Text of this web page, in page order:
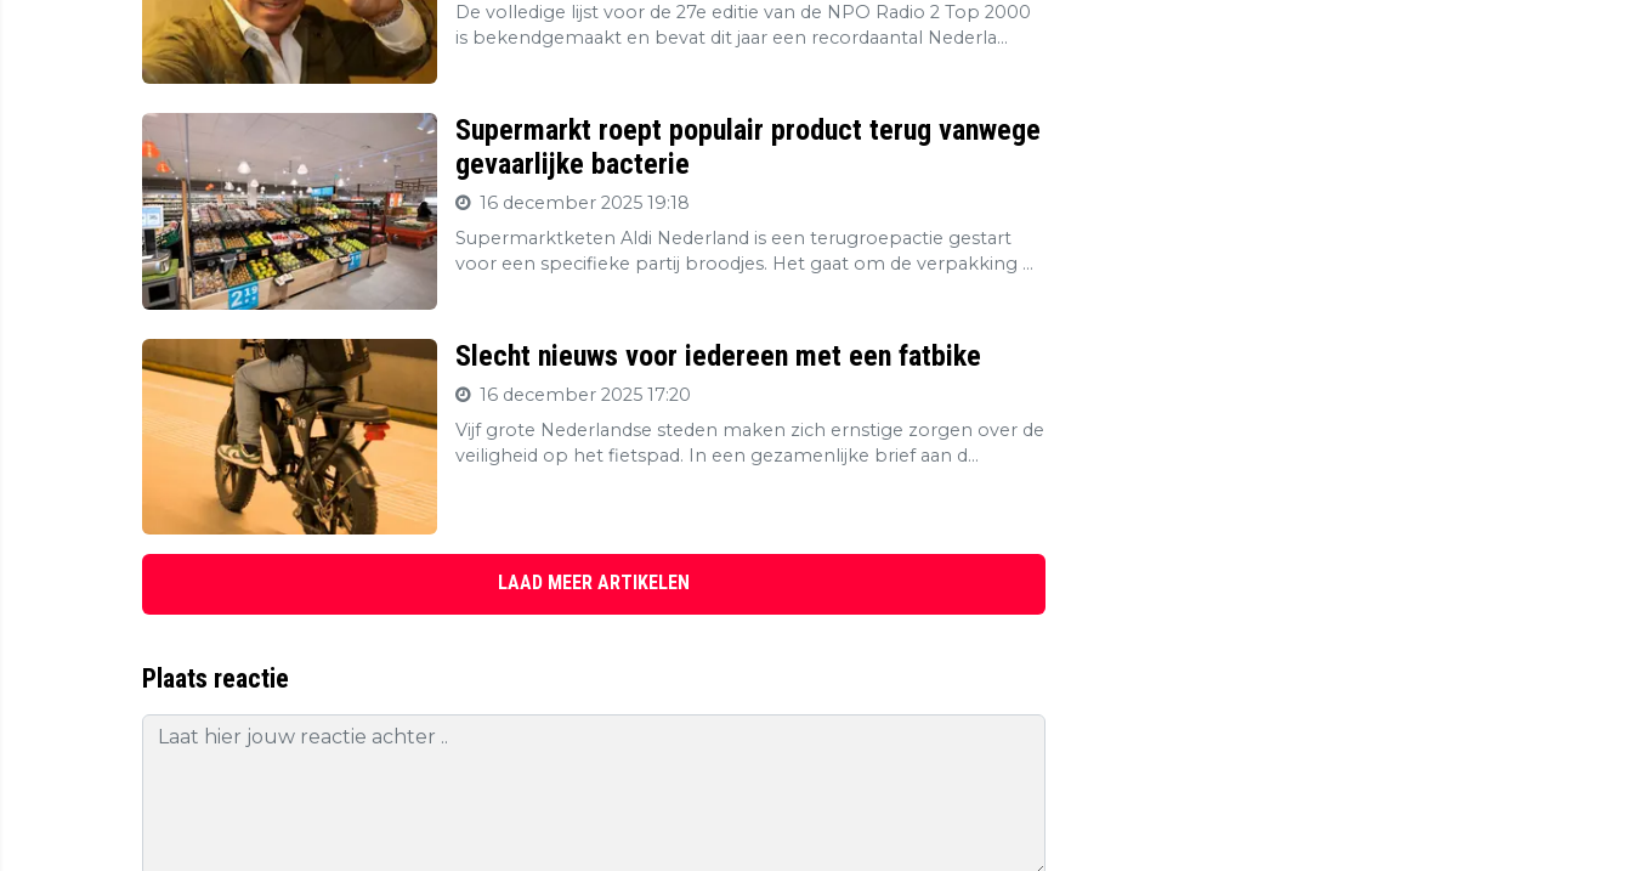
De volledige lijst voor de 27e editie van de NPO Radio 2 Top 2000
is bekendgemaakt en bevat dit jaar een recordaantal Nederla...
Supermarkt roept populair product terug vanwege
gevaarlijke bacterie
16 december 2025 19:18
Supermarktketen Aldi Nederland is een terugroepactie gestart
voor een specifieke partij broodjes. Het gaat om de verpakking ...
Slecht nieuws voor iedereen met een fatbike
16 december 2025 17:20
Vijf grote Nederlandse steden maken zich ernstige zorgen over de
veiligheid op het fietspad. In een gezamenlijke brief aan d...
LAAD MEER ARTIKELEN
Plaats reactie